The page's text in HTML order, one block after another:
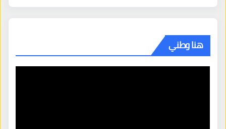
هنا وطني